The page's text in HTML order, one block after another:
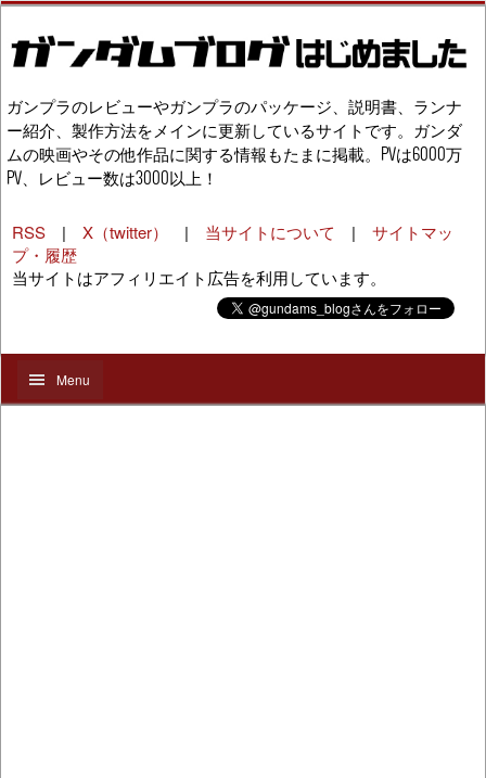
ガンプラのレビューやガンプラのパッケージ、説明書、ランナ
ー紹介、製作方法をメインに更新しているサイトです。ガンダ
ムの映画やその他作品に関する情報もたまに掲載。PVは6000万
PV、レビュー数は3000以上！
RSS | X（twitter） | 当サイトについて | サイトマッ
プ・履歴
当サイトはアフィリエイト広告を利用しています。
Menu